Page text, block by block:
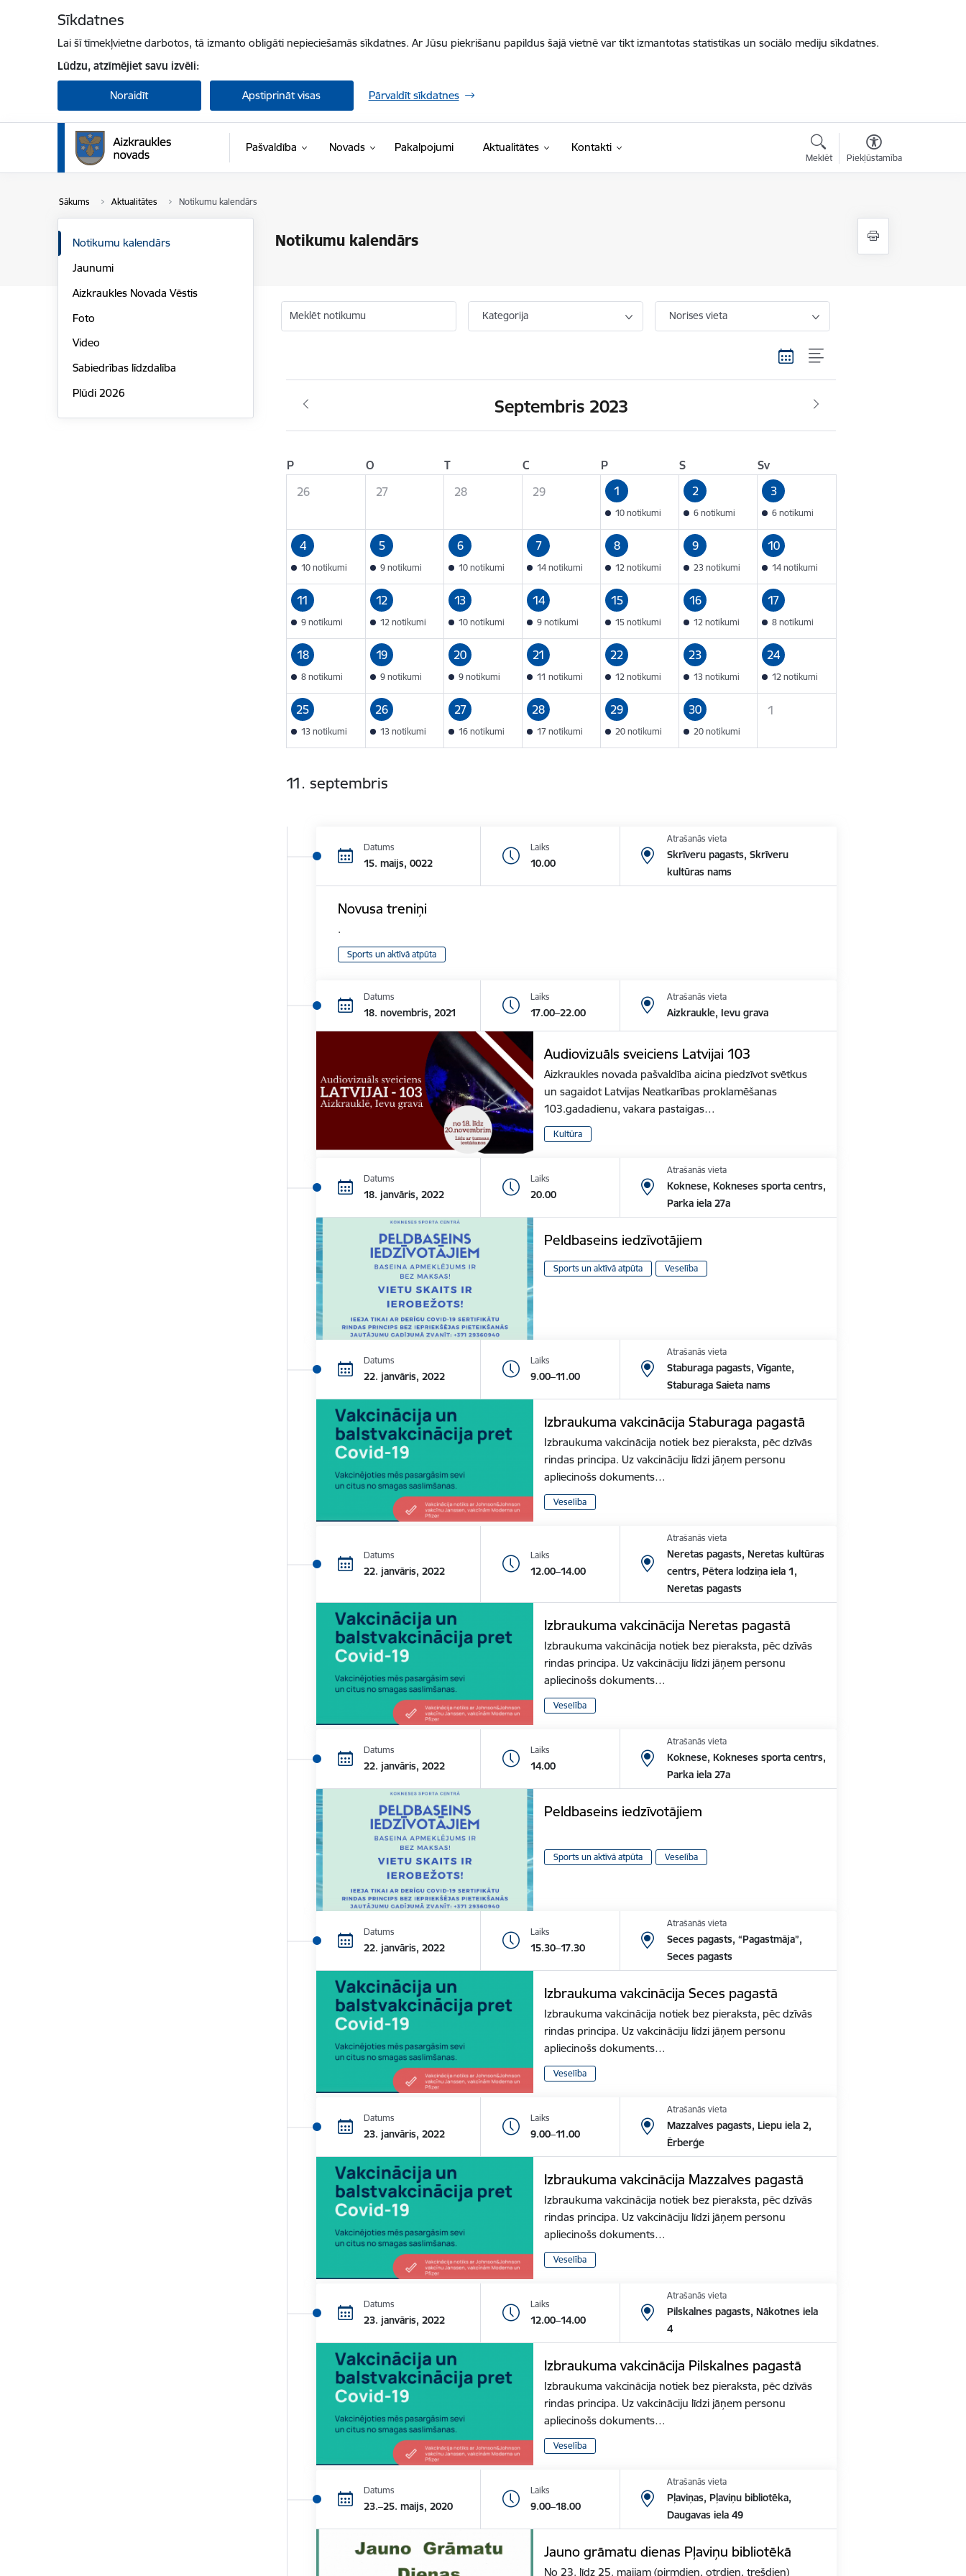
Sīkdatnes
Lai šī tīmekļvietne darbotos, tā izmanto obligāti nepieciešamās sīkdatnes. Ar Jūsu piekrišanu papildus šajā vietnē var tikt izmantotas statistikas un sociālo mediju sīkdatnes.
Lūdzu, atzīmējiet savu izvēli:
Noraidīt Apstiprināt visas Pārvaldīt sīkdatnes
Pašvaldība Novads Pakalpojumi Aktualitātes Kontakti
Meklēt Piekļūstamība
Sākums Aktualitātes Notikumu kalendārs
Notikumu kalendārs
Notikumu kalendārs
Jaunumi
Aizkraukles Novada Vēstis
Foto
Video
Sabiedrības līdzdalība
Plūdi 2026
Meklēt notikumu Kategorija Norises vieta
Septembris 2023
P O T C P S
Sv
26
27 28 29 1
10 notikumi
2
6 notikumi
3
6 notikumi
4
10 notikumi
5
9 notikumi
6
10 notikumi
7
14 notikumi
8
12 notikumi
9
23 notikumi
10
14 notikumi
11
9 notikumi
12
12 notikumi
13
10 notikumi
14
9 notikumi
15
15 notikumi
16
12 notikumi
17
8 notikumi
18
8 notikumi
19
9 notikumi
20
9 notikumi
21
11 notikumi
22
12 notikumi
23
13 notikumi
24
12 notikumi
25
13 notikumi
26
13 notikumi
27
16 notikumi
28
17 notikumi
29
20 notikumi
30
20 notikumi
1
11. septembris
Datums
15. maijs, 0022
Laiks
10.00
Atrašanās vieta
Skrīveru pagasts, Skrīveru
kultūras nams
Novusa treniņi
.
Sports un aktīvā atpūta
Datums
18. novembris, 2021
Laiks
17.00–22.00
Atrašanās vieta
Aizkraukle, Ievu grava
Audiovizuāls sveiciens Latvijai 103
Aizkraukles novada pašvaldība aicina piedzīvot svētkus
un sagaidot Latvijas Neatkarības proklamēšanas
103.gadadienu, vakara pastaigas…
Kultūra
Datums
18. janvāris, 2022
Laiks
20.00
Atrašanās vieta
Koknese, Kokneses sporta centrs,
Parka iela 27a
Peldbaseins iedzīvotājiem
Sports un aktīvā atpūta Veselība
Datums
22. janvāris, 2022
Laiks
9.00–11.00
Atrašanās vieta
Staburaga pagasts, Vīgante,
Staburaga Saieta nams
Izbraukuma vakcinācija Staburaga pagastā
Izbraukuma vakcinācija notiek bez pieraksta, pēc dzīvās
rindas principa. Uz vakcināciju līdzi jāņem personu
apliecinošs dokuments…
Veselība
Datums
22. janvāris, 2022
Laiks
12.00–14.00
Atrašanās vieta
Neretas pagasts, Neretas kultūras
centrs, Pētera lodziņa iela 1,
Neretas pagasts
Izbraukuma vakcinācija Neretas pagastā
Izbraukuma vakcinācija notiek bez pieraksta, pēc dzīvās
rindas principa. Uz vakcināciju līdzi jāņem personu
apliecinošs dokuments…
Veselība
Datums
22. janvāris, 2022
Laiks
14.00
Atrašanās vieta
Koknese, Kokneses sporta centrs,
Parka iela 27a
Peldbaseins iedzīvotājiem
Sports un aktīvā atpūta Veselība
Datums
22. janvāris, 2022
Laiks
15.30–17.30
Atrašanās vieta
Seces pagasts, “Pagastmāja”,
Seces pagasts
Izbraukuma vakcinācija Seces pagastā
Izbraukuma vakcinācija notiek bez pieraksta, pēc dzīvās
rindas principa. Uz vakcināciju līdzi jāņem personu
apliecinošs dokuments…
Veselība
Datums
23. janvāris, 2022
Laiks
9.00–11.00
Atrašanās vieta
Mazzalves pagasts, Liepu iela 2,
Ērberģe
Izbraukuma vakcinācija Mazzalves pagastā
Izbraukuma vakcinācija notiek bez pieraksta, pēc dzīvās
rindas principa. Uz vakcināciju līdzi jāņem personu
apliecinošs dokuments…
Veselība
Datums
23. janvāris, 2022
Laiks
12.00–14.00
Atrašanās vieta
Pilskalnes pagasts, Nākotnes iela
4
Izbraukuma vakcinācija Pilskalnes pagastā
Izbraukuma vakcinācija notiek bez pieraksta, pēc dzīvās
rindas principa. Uz vakcināciju līdzi jāņem personu
apliecinošs dokuments…
Veselība
Datums
23.–25. maijs, 2020
Laiks
9.00–18.00
Atrašanās vieta
Pļaviņas, Pļaviņu bibliotēka,
Daugavas iela 49
Jauno grāmatu dienas Pļaviņu bibliotēkā
No 23. līdz 25. maijam (pirmdien, otrdien, trešdien)